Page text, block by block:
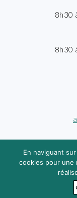
8h30
8h30
En naviguant
cookies pour une